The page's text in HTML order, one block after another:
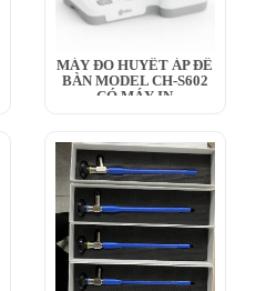
MÁY ĐO HUYẾT ÁP ĐỂ
BÀN MODEL CH-S602
CÓ MÁY IN